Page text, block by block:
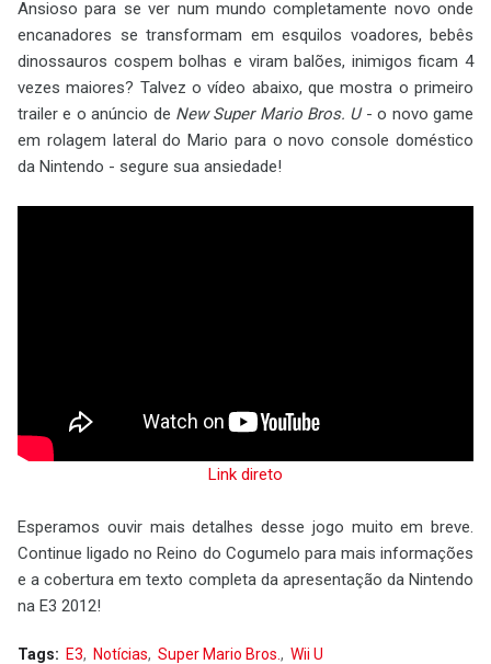
Ansioso para se ver num mundo completamente novo onde
encanadores se transformam em esquilos voadores, bebês
dinossauros cospem bolhas e viram balões, inimigos ficam 4
vezes maiores? Talvez o vídeo abaixo, que mostra o primeiro
trailer e o anúncio de New Super Mario Bros. U- o novo game
em rolagem lateral do Mario para o novo console doméstico
da Nintendo - segure sua ansiedade!
Link direto
Esperamos ouvir mais detalhes desse jogo muito em breve.
Continue ligado no Reino do Cogumelo para mais informações
e a cobertura em texto completa da apresentação da Nintendo
na E3 2012!
Tags: E3 Notícias Super Mario Bros. Wii U